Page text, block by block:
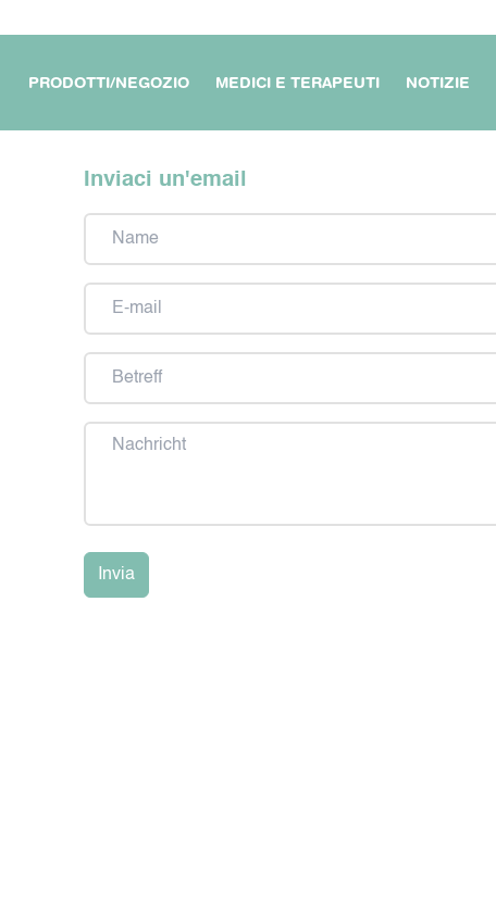
PRODOTTI/NEGOZIO
PER I MIEI VIAGGI
LA MIA PROTEZIONE IN
MEDICI E TERAPEUTI NOTIZIE
Inviaci un'email
Messaggio
Invia